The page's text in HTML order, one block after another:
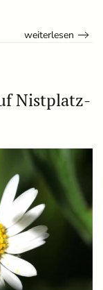
weiterlesen
Nistplatz-